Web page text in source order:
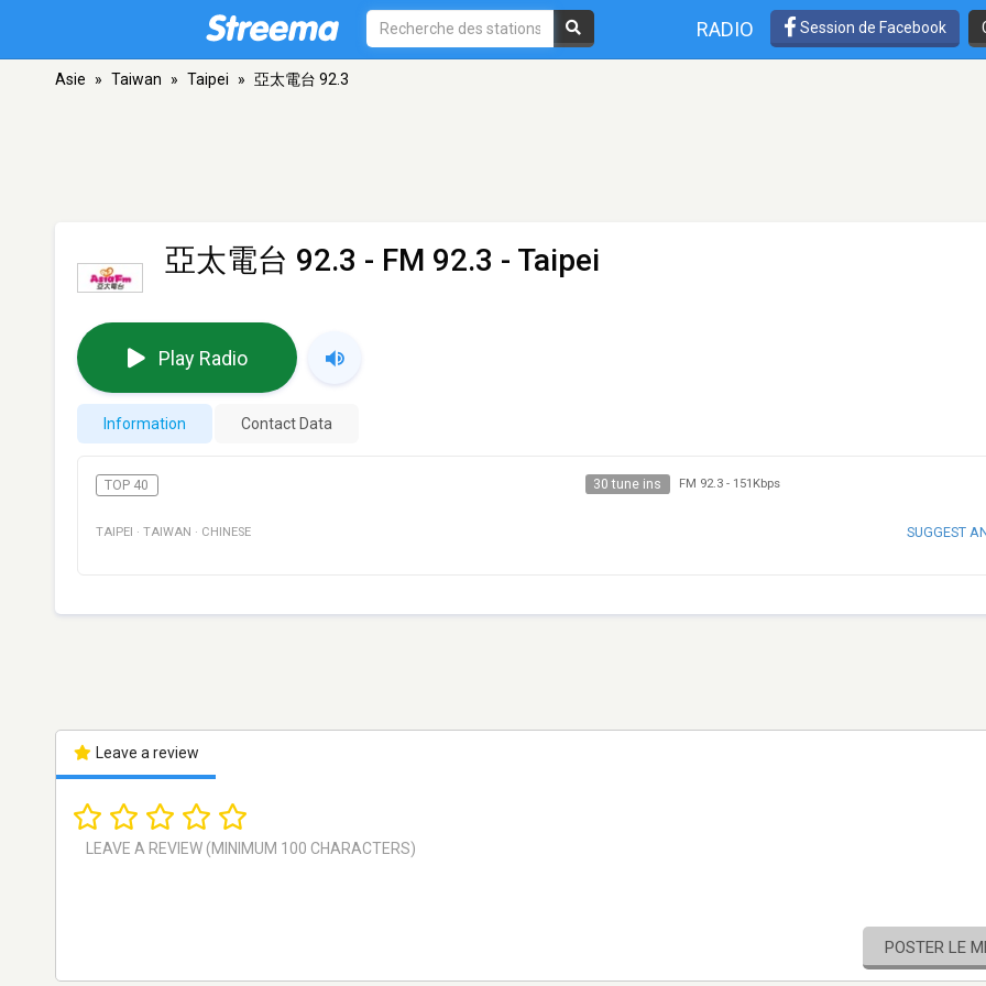
RADIO Session de Facebook
Asie » Taiwan » Taipei » 亞太電台 92.3
亞太電台 92.3 - FM 92.3 - Taipei
Play Radio
Information Contact Data
TOP 40 30 tune ins FM 92.3- 151Kbps
TAIPEI · TAIWAN · CHINESE SUGGEST
Leave a review
POSTER LE